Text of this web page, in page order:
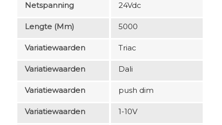
Netspanning 24Vdc
Lengte (mm) 5000
Variatiewaarden Triac
Variatiewaarden Dali
Variatiewaarden push dim
Variatiewaarden 1-10V